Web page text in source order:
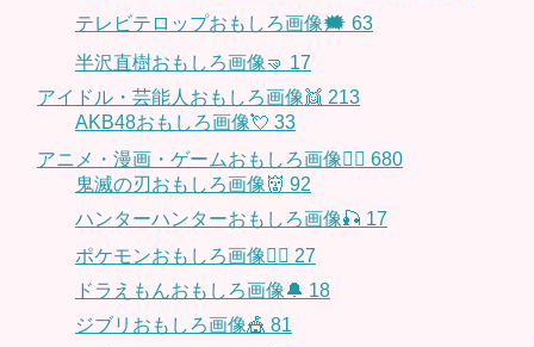
テレビテロップおもしろ画像🗯 63
半沢直樹おもしろ画像🤜 17
アイドル・芸能人おもしろ画像👯 213
AKB48おもしろ画像💘 33
アニメ・漫画・ゲームおもしろ画像🧚‍♀️ 680
鬼滅の刃おもしろ画像👹 92
ハンターハンターおもしろ画像🎣 17
ポケモンおもしろ画像🤹‍♂️ 27
ドラえもんおもしろ画像🔔 18
ジブリおもしろ画像🎪 81